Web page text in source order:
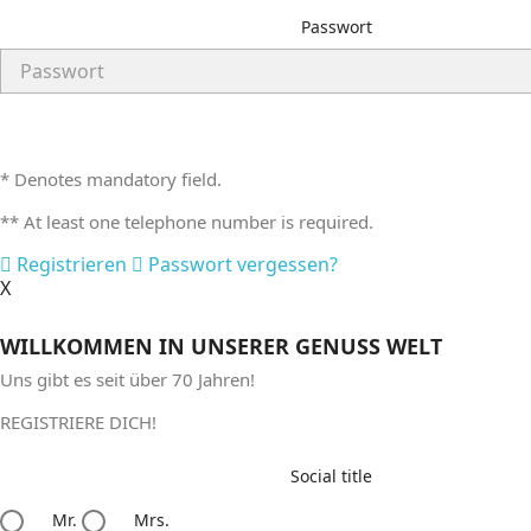
Passwort
* Denotes mandatory field.
** At least one telephone number is required.
Registrieren
Passwort vergessen?
X
WILLKOMMEN IN UNSERER GENUSS WELT
Uns gibt es seit über 70 Jahren!
REGISTRIERE DICH!
Social title
Mr.
Mrs.